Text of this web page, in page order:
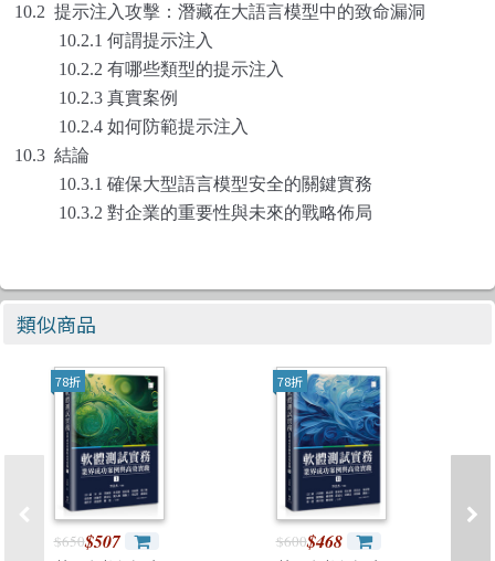
10.2 提示注入攻擊：潛藏在大語言模型中的致命漏洞
10.2.1 何謂提示注入
10.2.2 有哪些類型的提示注入
10.2.3 真實案例
10.2.4 如何防範提示注入
10.3 結論
10.3.1 確保大型語言模型安全的關鍵實務
10.3.2 對企業的重要性與未來的戰略佈局
類似商品
78折
$650$507
78折
$600$468